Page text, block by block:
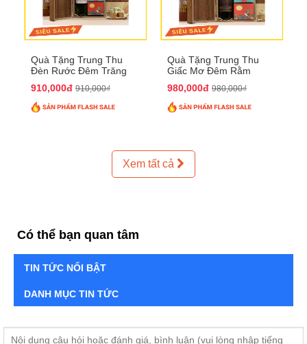
Quà Tặng Trung Thu
Đèn Rước Đêm Trăng
910,000đ 910,000₫
Quà Tặng Trung Thu
Giấc Mơ Đêm Rằm
980,000đ 980,000₫
Xem tất cả
Có thể bạn quan tâm
TIN TỨC NỔI BẬT
DANH MỤC TIN TỨC